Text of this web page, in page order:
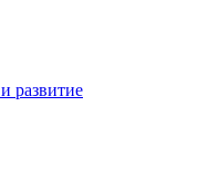
развитие